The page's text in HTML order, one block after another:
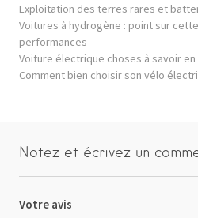
Exploitation des terres rares et
Voitures à hydrogène : point sur
performances
Voiture électrique choses à savoir en
Comment bien choisir son vélo
Notez et écrivez un
Votre avis